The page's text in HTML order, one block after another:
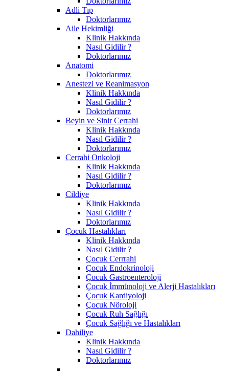
Adli Tıp
Doktorlarımız
Aile Hekimliği
Klinik Hakkında
Nasıl Gidilir ?
Doktorlarımız
Anatomi
Doktorlarımız
Anestezi ve Reanimasyon
Klinik Hakkında
Nasıl Gidilir ?
Doktorlarımız
Beyin ve Sinir Cerrahi
Klinik Hakkında
Nasıl Gidilir ?
Doktorlarımız
Cerrahi Onkoloji
Klinik Hakkında
Nasıl Gidilir ?
Doktorlarımız
Cildiye
Klinik Hakkında
Nasıl Gidilir ?
Doktorlarımız
Çocuk Hastalıkları
Klinik Hakkında
Nasıl Gidilir ?
Çocuk Cerrrahi
Çocuk Endokrinoloji
Çocuk Gastroenteroloji
Çocuk İmmünoloji ve Alerji Hastalıkları
Çocuk Kardiyoloji
Çocuk Nöroloji
Çocuk Ruh Sağlığı
Çocuk Sağlığı ve Hastalıkları
Dahiliye
Klinik Hakkında
Nasıl Gidilir ?
Doktorlarımız